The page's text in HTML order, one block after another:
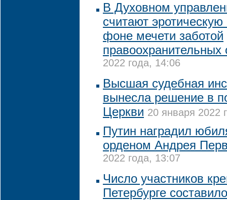
В Духовном
считают
фоне мечети заботой
правоохранительных
2022 года, 14:06
Высшая судебная
вынесла решение в
Церкви 20 января 2022
Путин наградил
орденом Андрея
2022 года, 13:07
Число участников
Петербурге